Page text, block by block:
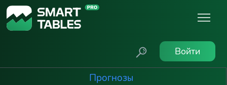
Войти
Прогнозы